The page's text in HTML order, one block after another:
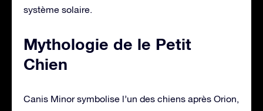
système solaire.
Mythologie de le Petit
Chien
Canis Minor symbolise l’un des chiens après Orion,